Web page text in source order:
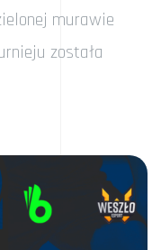
murawie
została